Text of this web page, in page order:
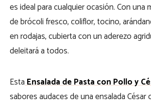
es ideal para cualquier ocasión. Con una
de brócoli fresco, coliflor, tocino,
en rodajas, cubierta con un aderezo
deleitará a todos.
EstaEnsalada de Pasta con Pollo y
sabores audaces de una ensalada César